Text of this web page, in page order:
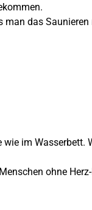
man das
im Wasserbett.
ohne